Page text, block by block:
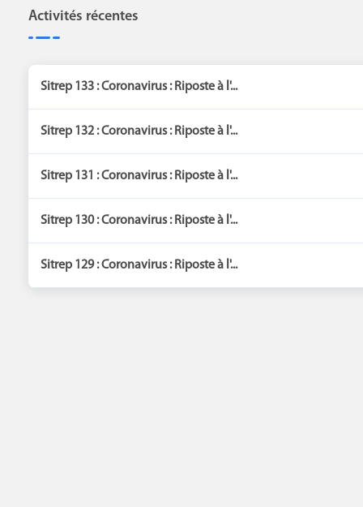
Activités récentes
Sitrep 133 : Coronavirus : Riposte à l'...
Sitrep 132 : Coronavirus : Riposte à l'...
Sitrep 131 : Coronavirus : Riposte à l'...
Sitrep 130 : Coronavirus : Riposte à l'...
Sitrep 129 : Coronavirus : Riposte à l'...